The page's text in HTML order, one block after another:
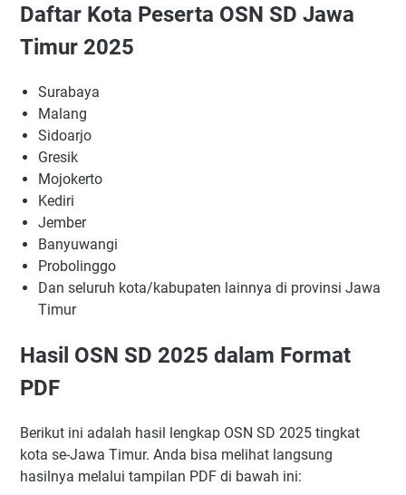
Daftar Kota Peserta OSN SD Jawa
Timur 2025
Surabaya
Malang
Sidoarjo
Gresik
Mojokerto
Kediri
Jember
Banyuwangi
Probolinggo
Dan seluruh kota/kabupaten lainnya di provinsi Jawa
Timur
Hasil OSN SD 2025 dalam Format
PDF
Berikut ini adalah hasil lengkap OSN SD 2025 tingkat
kota se-Jawa Timur. Anda bisa melihat langsung
hasilnya melalui tampilan PDF di bawah ini: